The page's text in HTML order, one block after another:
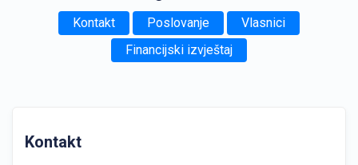
Kontakt Poslovanje
Vlasnici
Financijski izvještaj
Kontakt